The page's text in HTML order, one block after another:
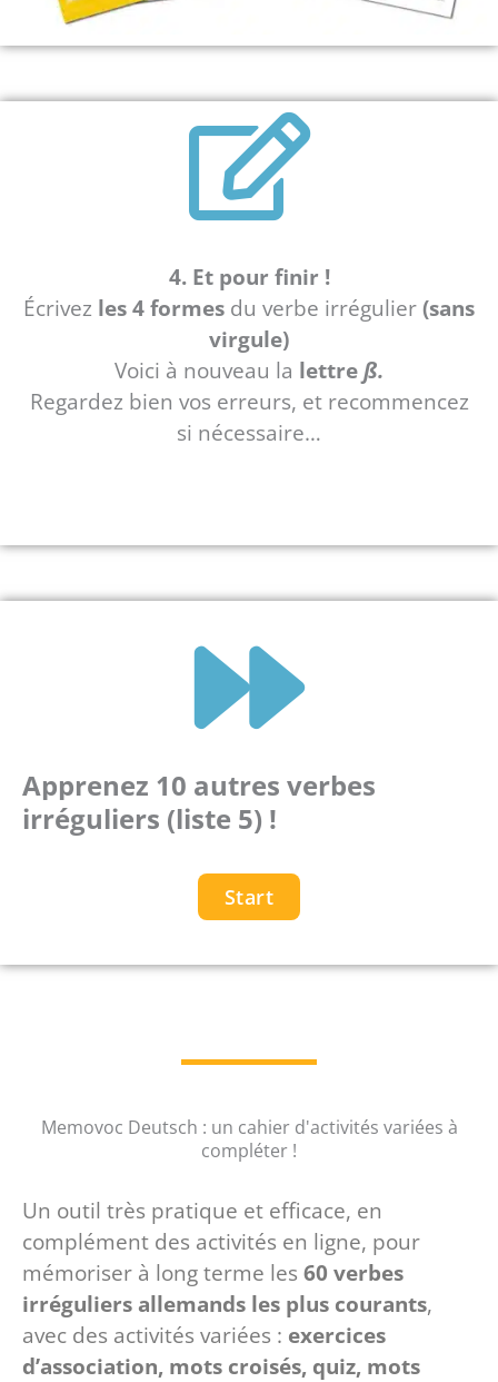
4. Et pour finir !
Écrivez les 4 formes du verbe irrégulier (sans
virgule)
Voici à nouveau la lettre ß.
Regardez bien vos erreurs, et recommencez
si nécessaire…
Apprenez 10 autres verbes
irréguliers (liste 5) !
Start
Memovoc Deutsch : un cahier d'activités variées à
compléter !
Un outil très pratique et efficace, en
complément des activités en ligne, pour
mémoriser à long terme les 60 verbes
irréguliers allemands les plus courants,
avec des activités variées : exercices
d’association, mots croisés, quiz, mots